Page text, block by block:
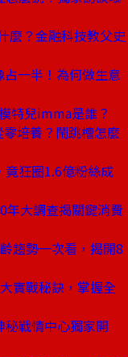
麼？金融科技教父史
一半！為何做生意
特兒imma是誰？
培養？鬧跳槽怎麼
竟狂圈1.6億粉絲成
大調查揭關鍵消費
趨勢一次看，揭開8
實戰秘訣，掌握全
戰情中心獨家開